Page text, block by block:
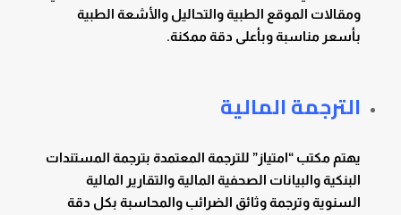
ومقالات الموقع الطبية والتحاليل والأشعة الطبية
بأسعر مناسبة وبأعلى دقة ممكنة.
الترجمة المالية
يهتم مكتب “امتياز” للترجمة المعتمدة بترجمة المستندات
البنكية والبيانات الصحفية المالية والتقارير المالية
السنوية وترجمة وثائق الضرائب والمحاسبة بكل دقة